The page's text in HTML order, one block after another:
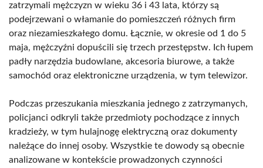
zatrzymali mężczyzn w wieku 36 i 43 lata, którzy są
podejrzewani o włamanie do pomieszczeń różnych firm
oraz niezamieszkałego domu. Łącznie, w okresie od 1 do 5
maja, mężczyźni dopuścili się trzech przestępstw. Ich łupem
padły narzędzia budowlane, akcesoria biurowe, a także
samochód oraz elektroniczne urządzenia, w tym telewizor.
Podczas przeszukania mieszkania jednego z zatrzymanych,
policjanci odkryli także przedmioty pochodzące z innych
kradzieży, w tym hulajnogę elektryczną oraz dokumenty
należące do innej osoby. Wszystkie te dowody są obecnie
analizowane w kontekście prowadzonych czynności